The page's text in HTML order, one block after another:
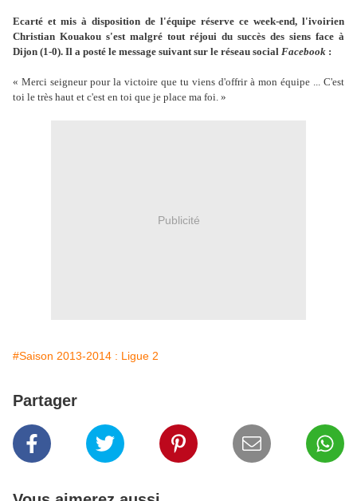
Ecarté et mis à disposition de l'équipe réserve ce week-end, l'ivoirien
Christian Kouakou s'est malgré tout réjoui du succès des siens face à
Dijon (1-0). Il a posté le message suivant sur le réseau social Facebook :
« Merci seigneur pour la victoire que tu viens d'offrir à mon équipe ... C'est
toi le très haut et c'est en toi que je place ma foi. »
Publicité
#Saison 2013-2014 : Ligue 2
Partager